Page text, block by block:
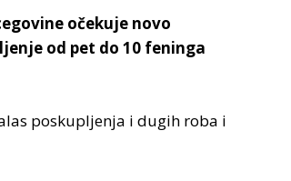
očekuje novo
od pet do 10 feninga
poskupljenja i dugih roba i